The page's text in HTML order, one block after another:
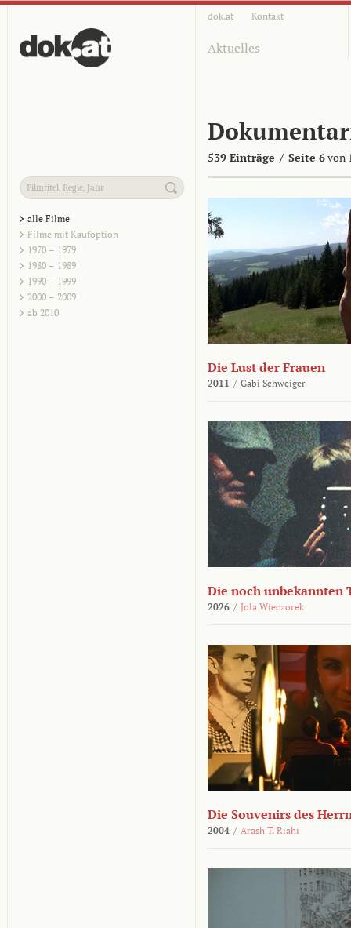
dok.at Kontakt
Aktuelles
539 Einträge / Seite 6von
alle Filme
Filme mit Kaufoption
1970 – 1979
1980 – 1989
1990 – 1999
2000 – 2009
ab 2010
Die Lust der Frauen
2011 / Gabi Schweiger
Die noch unbekannten
2026 / Jola Wieczorek
Die Souvenirs des
2004 / Arash T. Riahi